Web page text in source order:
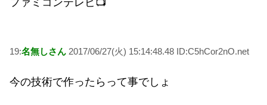
19:名無しさん 2017/06/27(火) 15:14:48.48 ID:C5hCor2nO.net
今の技術で作ったらって事でしょ